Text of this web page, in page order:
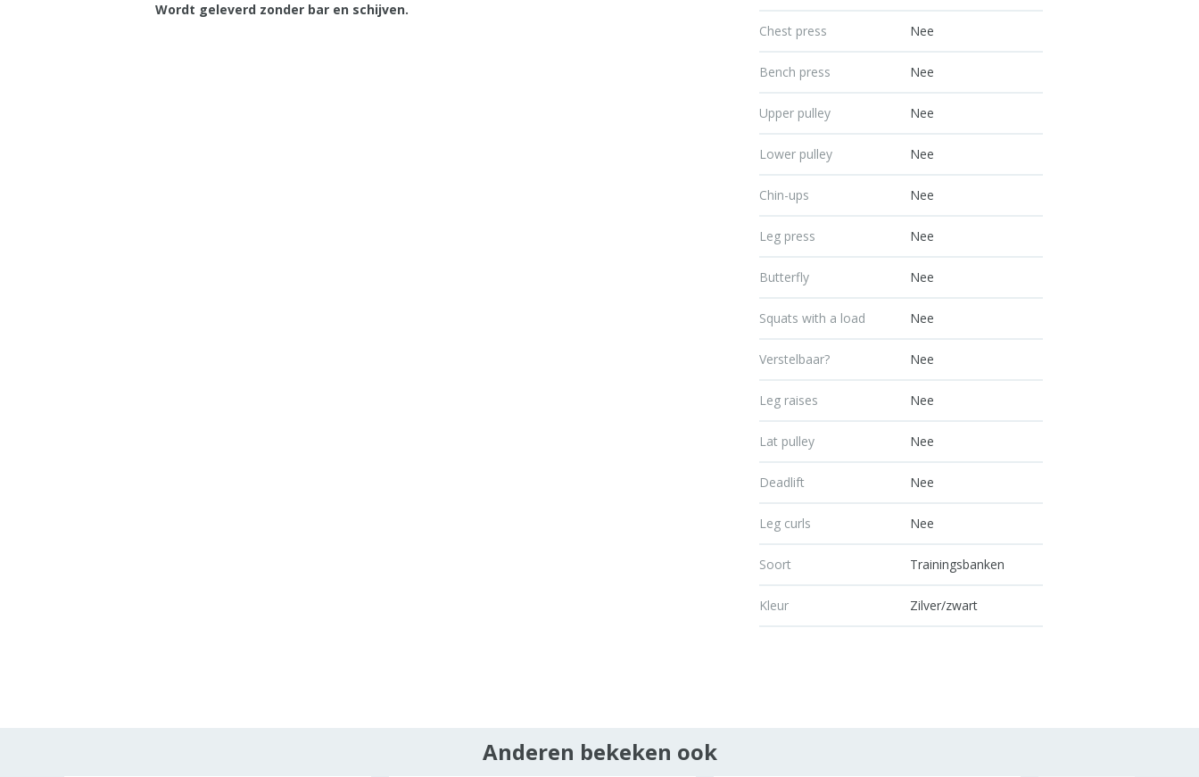
Wordt geleverd zonder bar en schijven.
Chest press Nee
Bench press Nee
Upper pulley Nee
Lower pulley Nee
Chin-ups Nee
Leg press Nee
Butterfly Nee
Squats with a load Nee
Verstelbaar? Nee
Leg raises Nee
Lat pulley Nee
Deadlift Nee
Leg curls Nee
Soort Trainingsbanken
Kleur Zilver/zwart
Anderen bekeken ook